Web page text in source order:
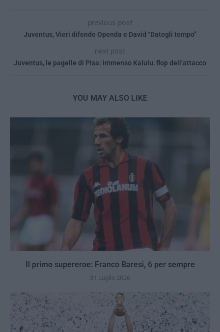
previous post
Juventus, Vieri difende Openda e David “Dategli tempo”
next post
Juventus, le pagelle di Pisa: immenso Kalulu, flop dell’attacco
YOU MAY ALSO LIKE
Il primo supereroe: Franco Baresi, 6 per sempre
31 Luglio 2026